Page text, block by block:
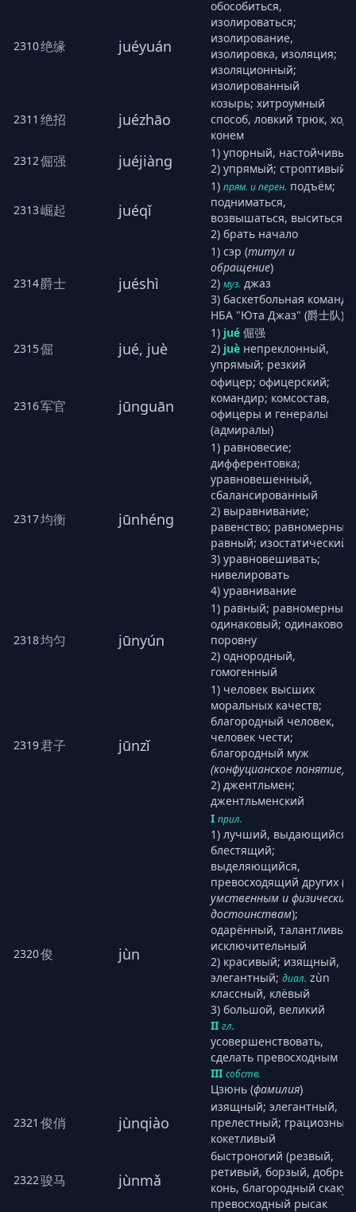
2310绝缘 juéyuán
обособиться,
изолироваться;
изолирование,
изолировка, изоляция;
изоляционный;
изолированный
2311 绝招 juézhāo
козырь; хитроумный
способ, ловкий трюк, ход
конем
2312倔强 juéjiàng
1) упорный, настойчивый
2) упрямый; строптивый
2313崛起 juéqǐ
1) прям. и перен. подъём;
подниматься,
возвышаться, выситься
2) брать начало
2314爵士 juéshì
1) сэр (титул и
обращение)
2) муз. джаз
3) баскетбольная команда
НБА "Юта Джаз" (爵士队)
2315倔 jué, juè
1) jué 倔强
2) juè непреклонный,
упрямый; резкий
2316军官 jūnguān
офицер; офицерский;
командир; комсостав,
офицеры и генералы
(адмиралы)
2317均衡 jūnhéng
1) равновесие;
дифферентовка;
уравновешенный,
сбалансированный
2) выравнивание;
равенство; равномерный,
равный; изостатический
3) уравновешивать;
нивелировать
4) уравнивание
2318均匀 jūnyún
1) равный; равномерный;
одинаковый; одинаково,
поровну
2) однородный,
гомогенный
2319君子 jūnzǐ
1) человек высших
моральных качеств;
благородный человек,
человек чести;
благородный муж
(конфуцианское понятие)
2) джентльмен;
джентльменский
2320俊 jùn
I прил.
1) лучший, выдающийся,
блестящий;
выделяющийся,
превосходящий других
умственным и физическим
достоинствам);
одарённый, талантливый;
исключительный
2) красивый; изящный,
элегантный; диал. zùn
классный, клёвый
3) большой, великий
II гл.
усовершенствовать,
сделать превосходным
III собств.
Цзюнь (фамилия)
2321 俊俏 jùnqiào
изящный; элегантный,
прелестный; грациозный,
кокетливый
2322骏马 jùnmǎ
быстроногий (резвый,
ретивый, борзый,
конь, благородный
превосходный рысак